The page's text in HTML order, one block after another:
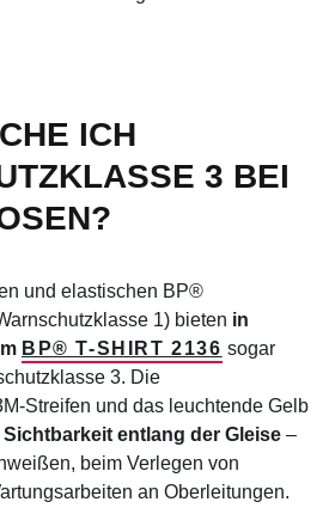
ICH
3 BEI
und elastischen BP®
1) bieten in
BP® T-SHIRT 2136 sogar
3. Die
Streifen und das leuchtende Gelb
Sichtbarkeit entlang der Gleise –
beim Verlegen von
an Oberleitungen.